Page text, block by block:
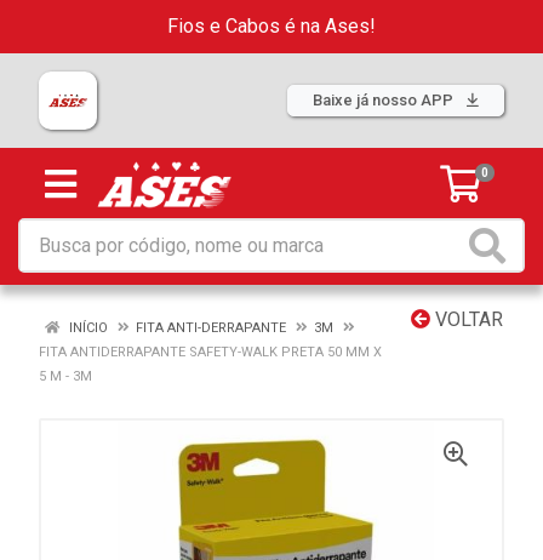
Fios e Cabos é na Ases!
Baixe já nosso APP
0
VOLTAR
INÍCIO FITA ANTI-DERRAPANTE
3M
FITA ANTIDERRAPANTE SAFETY-WALK PRETA 50 MM X
5 M - 3M